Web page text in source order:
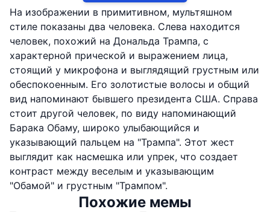
На изображении в примитивном, мультяшном
стиле показаны два человека. Слева находится
человек, похожий на Дональда Трампа, с
характерной прической и выражением лица,
стоящий у микрофона и выглядящий грустным или
обеспокоенным. Его золотистые волосы и общий
вид напоминают бывшего президента США. Справа
стоит другой человек, по виду напоминающий
Барака Обаму, широко улыбающийся и
указывающий пальцем на "Трампа". Этот жест
выглядит как насмешка или упрек, что создает
контраст между веселым и указывающим
"Обамой" и грустным "Трампом".
Похожие мемы